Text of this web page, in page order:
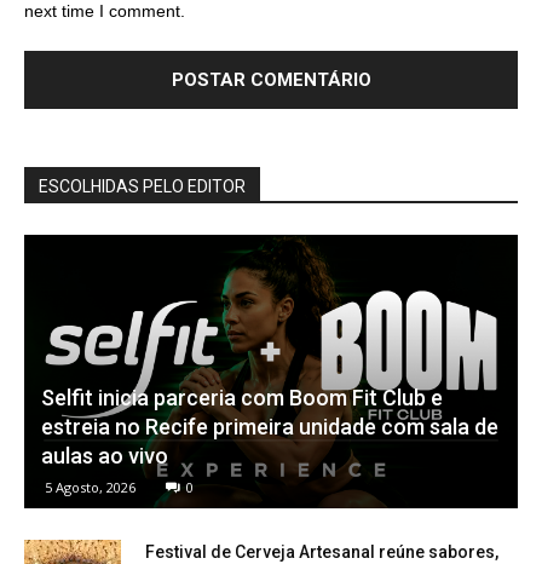
next time I comment.
ESCOLHIDAS PELO EDITOR
Selfit inicia parceria com Boom Fit Club e
estreia no Recife primeira unidade com sala de
aulas ao vivo
5 Agosto, 2026 0
Festival de Cerveja Artesanal reúne sabores,